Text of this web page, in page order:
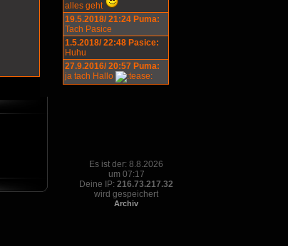
alles geht
19.5.2018/ 21:24 Puma:
Tach Pasice
1.5.2018/ 22:48 Pasice:
Huhu
27.9.2016/ 20:57 Puma:
ja tach Hallo
Es ist der: 8.8.2026
um 07:17
Deine IP: 216.73.217.32
wird gespeichert
Archiv